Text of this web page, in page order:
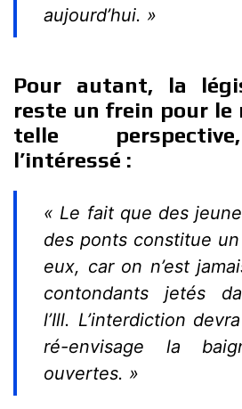
aujourd’hui. »
Pour autant, la
reste un frein pour le
telle
l’intéressé :
« Le fait que des
des ponts constitue
eux, car on n’est
contondants jetés
l’Ill. L’interdiction
ré-envisage la
ouvertes. »